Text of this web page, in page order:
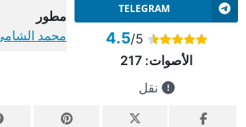
TELEGRAM
4.5/5
الأصوات: 217
نقل
مطور
محمد